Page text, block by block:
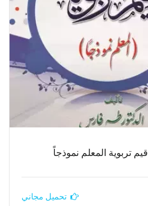
قيم تربوية المعلم نموذجاً
تحميل مجاني